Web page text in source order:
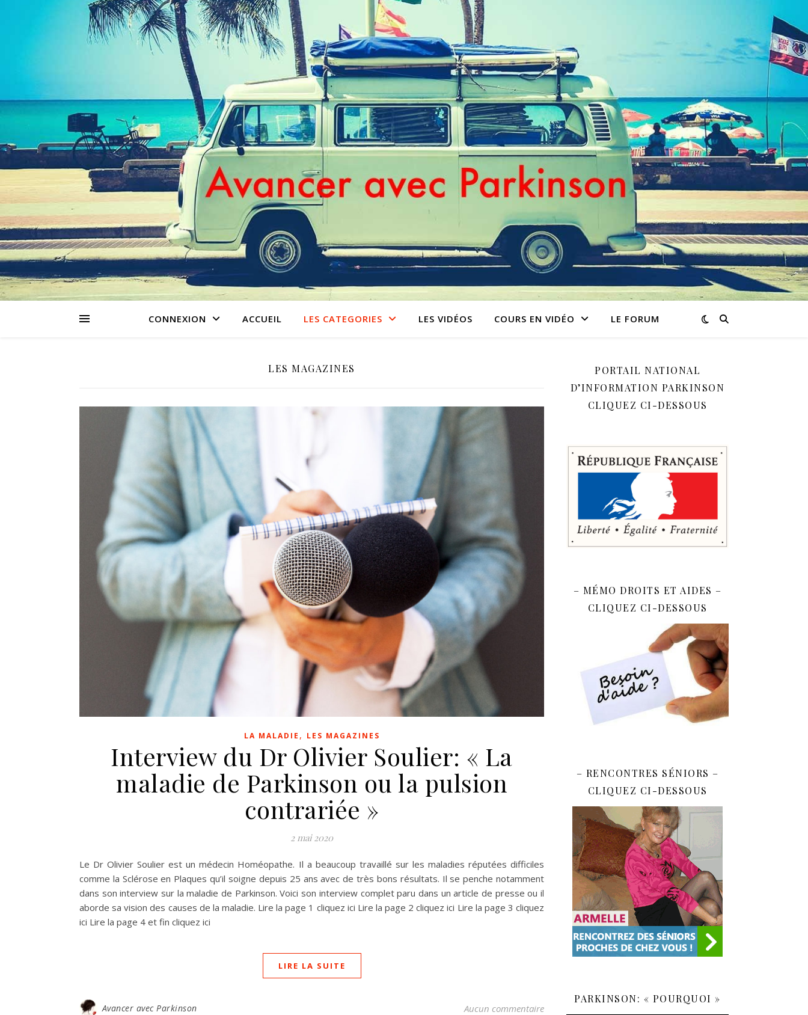
CONNEXION ACCUEIL LES CATEGORIES LES VIDÉOS COURS EN VIDÉO LE FORUM
LES MAGAZINES
LA MALADIE , LES MAGAZINES
Interview du Dr Olivier Soulier: « La
maladie de Parkinson ou la pulsion
contrariée »
2 mai 2020
Le Dr Olivier Soulier est un médecin Homéopathe. Il a beaucoup travaillé sur les maladies réputées difficiles
comme la Sclérose en Plaques qu’il soigne depuis 25 ans avec de très bons résultats. Il se penche notamment
dans son interview sur la maladie de Parkinson. Voici son interview complet paru dans un article de presse ou il
aborde sa vision des causes de la maladie. Lire la page 1 cliquez ici Lire la page 2 cliquez ici Lire la page 3 cliquez
ici Lire la page 4 et fin cliquez ici
LIRE LA SUITE
Avancer avec Parkinson Aucun commentaire
PORTAIL NATIONAL
D’INFORMATION PARKINSON
CLIQUEZ CI-DESSOUS
– MÉMO DROITS ET AIDES –
CLIQUEZ CI-DESSOUS
– RENCONTRES SÉNIORS –
CLIQUEZ CI-DESSOUS
PARKINSON: « POURQUOI »